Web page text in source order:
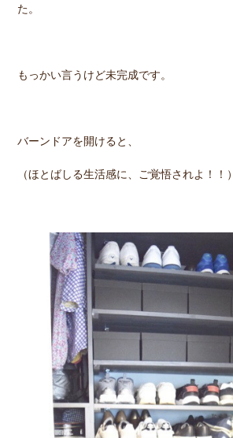
た。
もっかい言うけど未完成です。
バーンドアを開けると、
（ほとばしる生活感に、ご覚悟されよ！！）